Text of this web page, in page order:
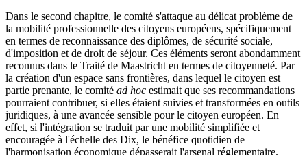
Dans le second chapitre, le comité s'attaque au délicat problème de
la mobilité professionnelle des citoyens européens, spécifiquement
en termes de reconnaissance des diplômes, de sécurité sociale,
d'imposition et de droit de séjour. Ces éléments seront abondamment
reconnus dans le Traité de Maastricht en termes de citoyenneté. Par
la création d'un espace sans frontières, dans lequel le citoyen est
partie prenante, le comité ad hoc estimait que ses recommandations
pourraient contribuer, si elles étaient suivies et transformées en outils
juridiques, à une avancée sensible pour le citoyen européen. En
effet, si l'intégration se traduit par une mobilité simplifiée et
encouragée à l'échelle des Dix, le bénéfice quotidien de
l'harmonisation économique dépasserait l'arsenal réglementaire.